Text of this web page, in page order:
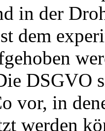
in der
dem
DS­GVO
vor, in
wer­den